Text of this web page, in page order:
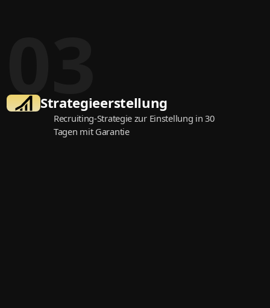
Strategie­erstellung
Recruiting-Strategie zur Einstellung in 30
Tagen mit Garantie